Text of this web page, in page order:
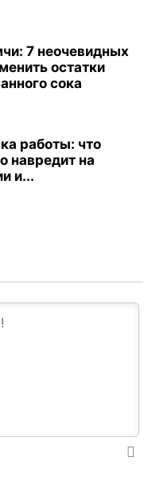
7 неочевидных
остатки
сока
работы: что
навредит на
и...